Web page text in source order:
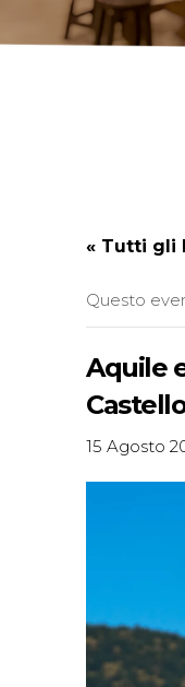
« Tutti gli
Questo
Aquile
15 Agosto